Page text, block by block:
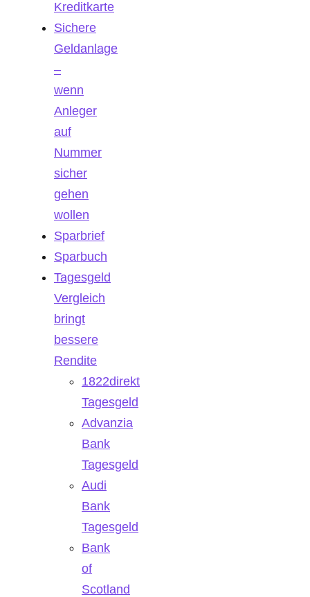
Kreditkarte
Sichere
Geldanlage
–
wenn
Anleger
auf
Nummer
sicher
gehen
wollen
Sparbrief
Sparbuch
Tagesgeld
Vergleich
bringt
bessere
Rendite
1822direkt
Tagesgeld
Advanzia
Bank
Tagesgeld
Audi
Bank
Tagesgeld
Bank
of
Scotland